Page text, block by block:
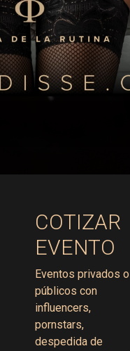
COTIZAR
EVENTO
Eventos privados o
públicos con
influencers,
pornstars,
despedida de